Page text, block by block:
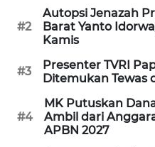
#2
Autopsi Jenazah
Barat Yanto
Kamis
#3
Presenter TVRI
Ditemukan Tewas
#4
MK Putuskan
Ambil dari
APBN 2027
PURWAKARTA
PRIANGAN
TIMUR
WN
SEMARANG